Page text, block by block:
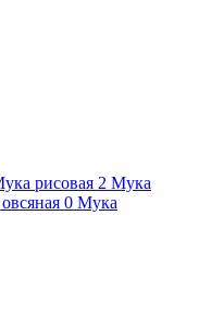
рисовая 2 Мука
0 Мука